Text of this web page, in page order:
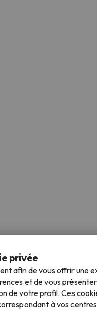
privée
afin de vous offrir une
et de vous
de votre profil. Ces
à vos